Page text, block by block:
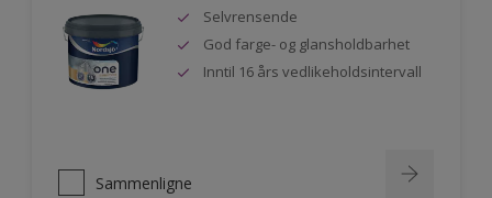
Selvrensende
God farge- og glansholdbarhet
Inntil 16 års vedlikeholdsintervall
Sammenligne